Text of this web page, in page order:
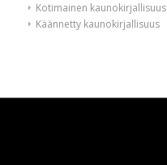
Kotimainen kaunokirjallisuus
Käännetty kaunokirjallisuus